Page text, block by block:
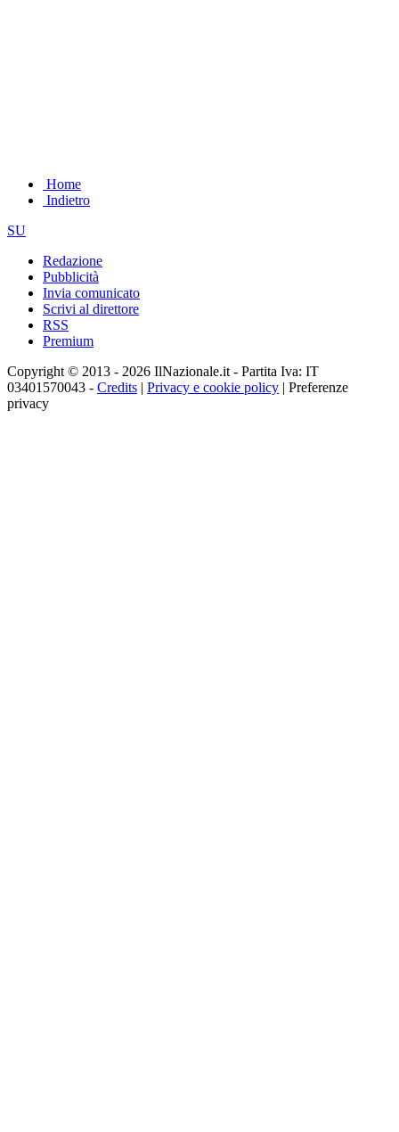
Home
Indietro
SU
Redazione
Pubblicità
Invia comunicato
Scrivi al direttore
RSS
Premium
Copyright © 2013 - 2026 IlNazionale.it - Partita Iva: IT
03401570043 - Credits | Privacy e cookie policy | Preferenze
privacy